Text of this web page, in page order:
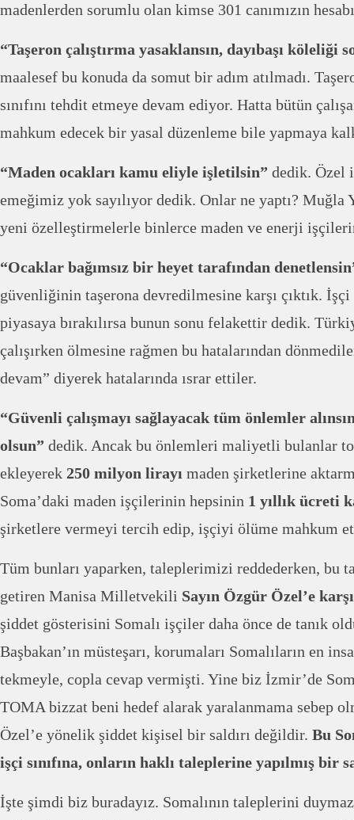
madenlerden sorumlu olan kimse 301 canımızın
“Taşeron çalıştırma yasaklansın, dayıbaşı köleliği
maalesef bu konuda da somut bir adım atılmadı.
sınıfını tehdit etmeye devam ediyor. Hatta bütün
mahkum edecek bir yasal düzenleme bile yapmaya
“Maden ocakları kamu eliyle işletilsin” dedik. Özel
emeğimiz yok sayılıyor dedik. Onlar ne yaptı? Muğla
yeni özelleştirmelerle binlerce maden ve enerji
“Ocaklar bağımsız bir heyet tarafından
güvenliğinin taşerona devredilmesine karşı çıktık.
piyasaya bırakılırsa bunun sonu felakettir dedik.
çalışırken ölmesine rağmen bu hatalarından
devam” diyerek hatalarında ısrar ettiler.
“Güvenli çalışmayı sağlayacak tüm önlemler
olsun” dedik. Ancak bu önlemleri maliyetli bulanlar
ekleyerek 250 milyon lirayı maden şirketlerine
Soma’daki maden işçilerinin hepsinin 1 yıllık ücreti
şirketlere vermeyi tercih edip, işçiyi ölüme mahkum
Tüm bunları yaparken, taleplerimizi reddederken, bu
getiren Manisa Milletvekili Sayın Özgür Özel’e
şiddet gösterisini Somalı işçiler daha önce de tanık
Başbakan’ın müsteşarı, korumaları Somalıların en
tekmeyle, copla cevap vermişti. Yine biz İzmir’de
TOMA bizzat beni hedef alarak yaralanmama sebep
Özel’e yönelik şiddet kişisel bir saldırı değildir. Bu
işçi sınıfına, onların haklı taleplerine yapılmış bir
İşte şimdi biz buradayız. Somalının taleplerini